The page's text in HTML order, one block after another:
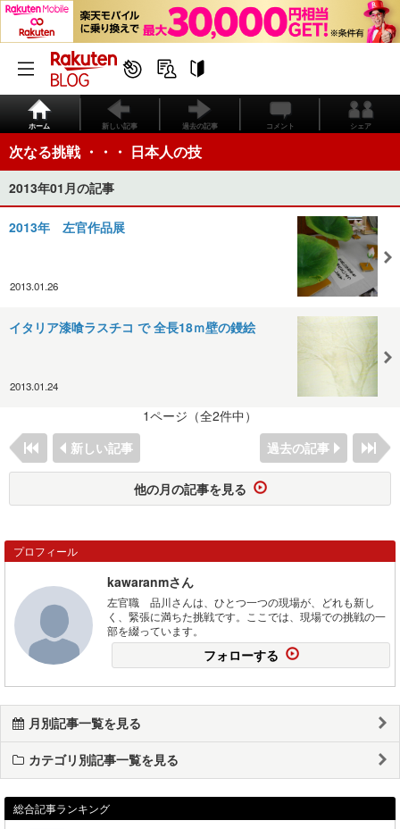
ホーム 新しい記事 過去の記事 コメント シェア
次なる挑戦 ・・・ 日本人の技
2013年01月の記事
2013年 左官作品展
2013.01.26
イタリア漆喰ラスチコ で 全長18ｍ壁の鏝絵
2013.01.24
1ページ（全2件中）
新しい記事
過去の記事
他の月の記事を見る
プロフィール
kawaranmさん
左官職 品川さんは、ひとつ一つの現場が、どれも新し
く、緊張に満ちた挑戦です。ここでは、現場での挑戦の一
部を綴っています。
フォローする
月別記事一覧を見る
カテゴリ別記事一覧を見る
総合記事ランキング